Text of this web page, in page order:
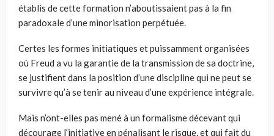
établis de cette formation n’aboutissaient pas à la fin
paradoxale d’une minorisation perpétuée.
Certes les formes initiatiques et puissamment organisées
où Freud a vu la garantie de la transmission de sa doctrine,
se justifient dans la position d’une discipline qui ne peut se
survivre qu’à se tenir au niveau d’une expérience intégrale.
Mais n’ont-elles pas mené à un formalisme décevant qui
décourage l’initiative en pénalisant le risque, et qui fait du